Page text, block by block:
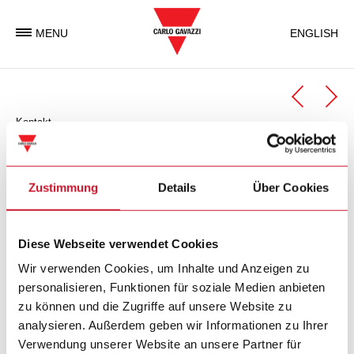
Zustimmung Details Über Cookies
Diese Webseite verwendet Cookies
Wir verwenden Cookies, um Inhalte und Anzeigen zu
personalisieren, Funktionen für soziale Medien anbieten
zu können und die Zugriffe auf unsere Website zu
analysieren. Außerdem geben wir Informationen zu Ihrer
Verwendung unserer Website an unsere Partner für
MENU ENGLISH
Kontakt
Automation Components
Geschäftseinheit Automation Components
Geschäftseinheit der Carlo Gavazzi Gruppe, welche weltweit
elektronische Komponenten entwickelt, produziert und
vermarktet, die in der Industrie- und in
Gebäudeautomatisierung zum Einsatz kommen.
Carlo Gavazzi Automation SpA